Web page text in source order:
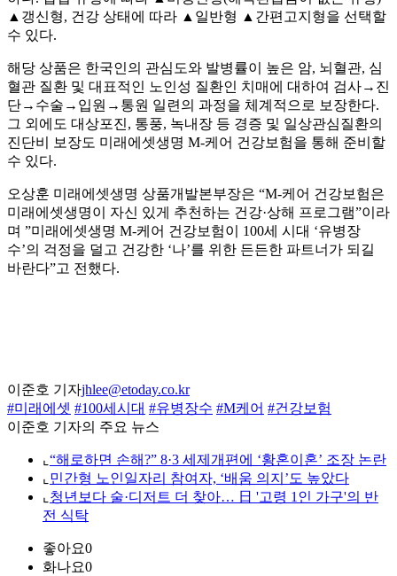
▲갱신형, 건강 상태에 따라 ▲일반형 ▲간편고지형을 선택할
수 있다.
해당 상품은 한국인의 관심도와 발병률이 높은 암, 뇌혈관, 심
혈관 질환 및 대표적인 노인성 질환인 치매에 대하여 검사→진
단→수술→입원→통원 일련의 과정을 체계적으로 보장한다.
그 외에도 대상포진, 통풍, 녹내장 등 경증 및 일상관심질환의
진단비 보장도 미래에셋생명 M-케어 건강보험을 통해 준비할
수 있다.
오상훈 미래에셋생명 상품개발본부장은 “M-케어 건강보험은
미래에셋생명이 자신 있게 추천하는 건강·상해 프로그램”이라
며 ”미래에셋생명 M-케어 건강보험이 100세 시대 ‘유병장
수’의 걱정을 덜고 건강한 ‘나’를 위한 든든한 파트너가 되길
바란다”고 전했다.
이준호 기자jhlee@etoday.co.kr
#미래에셋 #100세시대 #유병장수 #M케어 #건강보험
이준호 기자의 주요 뉴스
⌞ “해로하면 손해?” 8·3 세제개편에 ‘황혼이혼’ 조장 논란
⌞ 민간형 노인일자리 참여자, ‘배움 의지’도 높았다
⌞ 청년보다 술·디저트 더 찾아… 日 '고령 1인 가구'의 반
전 식탁
좋아요0
화나요0